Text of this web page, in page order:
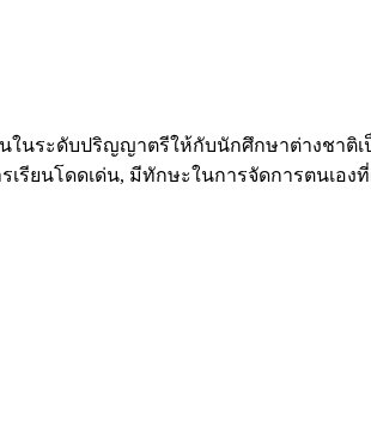
บปริญญาตรีให้กับนักศึกษาต่างชาติเป็
ยนโดดเด่น, มีทักษะในการจัดการตนเอ